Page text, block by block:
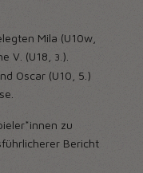
Mila (U10w,
V. (U18, 3. ).
Oscar (U10, 5.)
zu
Bericht